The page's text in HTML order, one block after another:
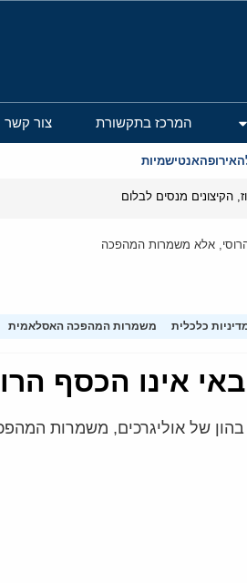
המרכז בתקשורת צור קשר
אירופהאנטישמיות
הקיצונים מנסים לבלום
הרוסי, אלא משמרות המהפכה
כלכלית משמרות המהפכה האסלאמית
אינו הכסף
של אוליגרכים, משמרות